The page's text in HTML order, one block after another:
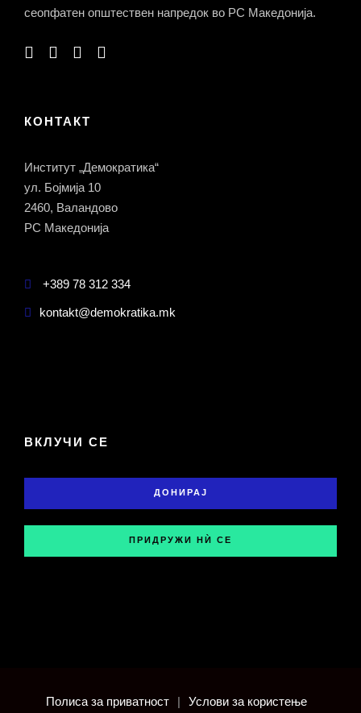
сеопфатен општествен напредок во РС Македонија.
КОНТАКТ
Институт „Демократика“
ул. Бојмија 10
2460, Валандово
РС Македонија
+389 78 312 334
kontakt@demokratika.mk
ВКЛУЧИ СЕ
ДОНИРАЈ
ПРИДРУЖИ НЍ СЕ
Полиса за приватност | Услови за користење